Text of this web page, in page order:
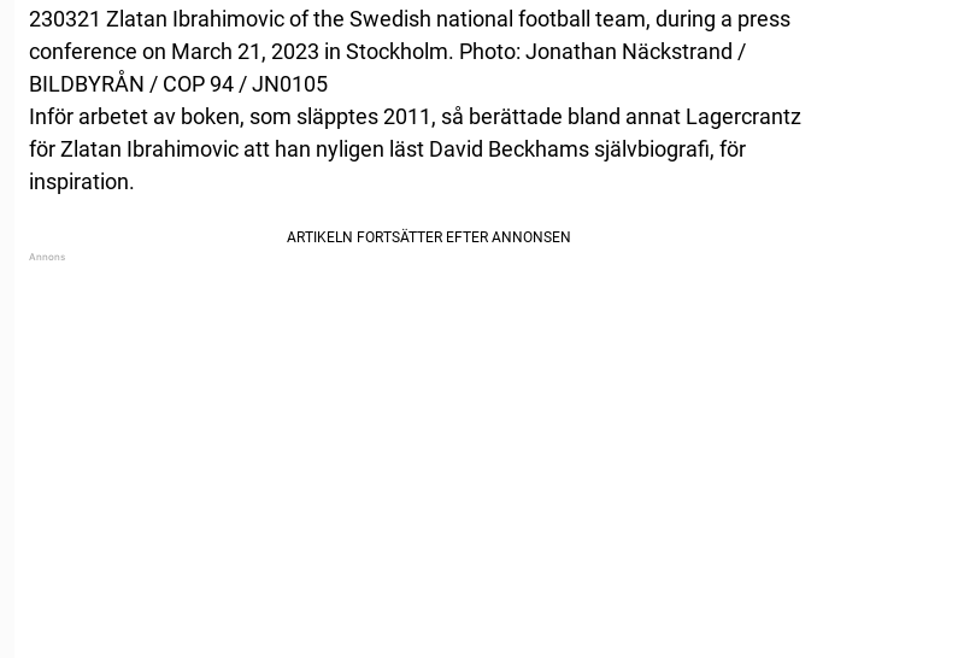
230321 Zlatan Ibrahimovic of the Swedish national football team, during a press
conference on March 21, 2023 in Stockholm. Photo: Jonathan Näckstrand /
BILDBYRÅN / COP 94 / JN0105
Inför arbetet av boken, som släpptes 2011, så berättade bland annat Lagercrantz
för Zlatan Ibrahimovic att han nyligen läst David Beckhams självbiografi, för
inspiration.